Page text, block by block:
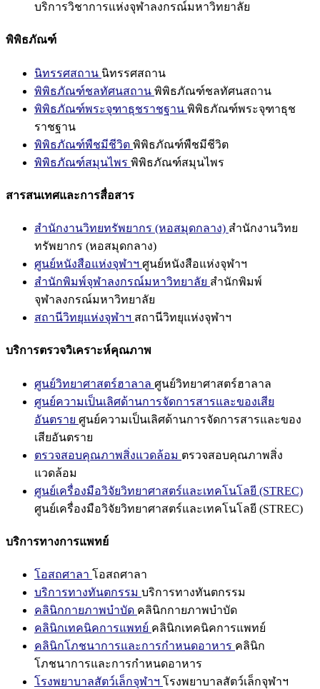
บริการวิชาการแห่งจุฬาลงกรณ์มหาวิทยาลัย
พิพิธภัณฑ์
นิทรรศสถาน นิทรรศสถาน
พิพิธภัณฑ์ชลทัศนสถาน พิพิธภัณฑ์ชลทัศนสถาน
พิพิธภัณฑ์พระจุฑาธุชราชฐาน พิพิธภัณฑ์พระจุฑาธุช
ราชฐาน
พิพิธภัณฑ์พืชมีชีวิต พิพิธภัณฑ์พืชมีชีวิต
พิพิธภัณฑ์สมุนไพร พิพิธภัณฑ์สมุนไพร
สารสนเทศและการสื่อสาร
สำนักงานวิทยทรัพยากร (หอสมุดกลาง) สำนักงานวิทย
ทรัพยากร (หอสมุดกลาง)
ศูนย์หนังสือแห่งจุฬาฯ ศูนย์หนังสือแห่งจุฬาฯ
สำนักพิมพ์จุฬาลงกรณ์มหาวิทยาลัย สำนักพิมพ์
จุฬาลงกรณ์มหาวิทยาลัย
สถานีวิทยุแห่งจุฬาฯ สถานีวิทยุแห่งจุฬาฯ
บริการตรวจวิเคราะห์คุณภาพ
ศูนย์วิทยาศาสตร์ฮาลาล ศูนย์วิทยาศาสตร์ฮาลาล
ศูนย์ความเป็นเลิศด้านการจัดการสารและของเสีย
อันตราย ศูนย์ความเป็นเลิศด้านการจัดการสารและของ
เสียอันตราย
ตรวจสอบคุณภาพสิ่งแวดล้อม ตรวจสอบคุณภาพสิ่ง
แวดล้อม
ศูนย์เครื่องมือวิจัยวิทยาศาสตร์และเทคโนโลยี (STREC)
ศูนย์เครื่องมือวิจัยวิทยาศาสตร์และเทคโนโลยี (STREC)
บริการทางการแพทย์
โอสถศาลา โอสถศาลา
บริการทางทันตกรรม บริการทางทันตกรรม
คลินิกกายภาพบำบัด คลินิกกายภาพบำบัด
คลินิกเทคนิคการแพทย์ คลินิกเทคนิคการแพทย์
คลินิกโภชนาการและการกำหนดอาหาร คลินิก
โภชนาการและการกำหนดอาหาร
โรงพยาบาลสัตว์เล็กจุฬาฯ โรงพยาบาลสัตว์เล็กจุฬาฯ